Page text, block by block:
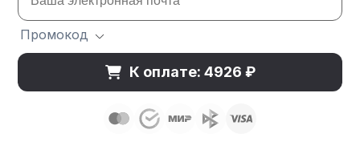
Промокод
К оплате: 4926 ₽